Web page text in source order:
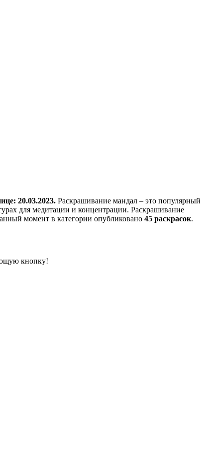
20.03.2023. Раскрашивание мандал – это популярный
для медитации и концентрации. Раскрашивание
момент в категории опубликовано 45 раскрасок.
кнопку!